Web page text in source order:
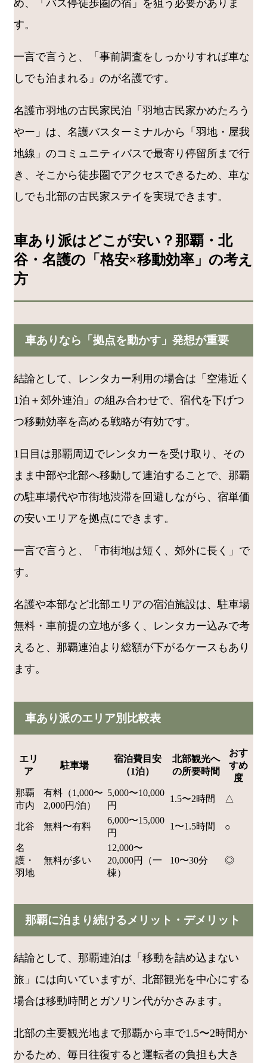
め、「バス停徒歩圏の宿」を狙う必要がありま
す。
一言で言うと、「事前調査をしっかりすれば車な
しでも泊まれる」のが名護です。
名護市羽地の古民家民泊「羽地古民家かめたろう
やー」は、名護バスターミナルから「羽地・屋我
地線」のコミュニティバスで最寄り停留所まで行
き、そこから徒歩圏でアクセスできるため、車な
しでも北部の古民家ステイを実現できます。
車あり派はどこが安い？那覇・北
谷・名護の「格安×移動効率」の考え
方
車ありなら「拠点を動かす」発想が重要
結論として、レンタカー利用の場合は「空港近く
1泊＋郊外連泊」の組み合わせで、宿代を下げつ
つ移動効率を高める戦略が有効です。
1日目は那覇周辺でレンタカーを受け取り、その
まま中部や北部へ移動して連泊することで、那覇
の駐車場代や市街地渋滞を回避しながら、宿単価
の安いエリアを拠点にできます。
一言で言うと、「市街地は短く、郊外に長く」で
す。
名護や本部など北部エリアの宿泊施設は、駐車場
無料・車前提の立地が多く、レンタカー込みで考
えると、那覇連泊より総額が下がるケースもあり
ます。
車あり派のエリア別比較表
エリ
ア
駐車場
宿泊費目安
（1泊）
北部観光へ
の所要時間
おす
すめ
度
那覇
市内
有料（1,000〜
2,000円/泊）
5,000〜10,000
円
1.5〜2時間 △
北谷 無料〜有料
6,000〜15,000
円
1〜1.5時間 ○
名
護・
羽地
無料が多い
12,000〜
20,000円（一
棟）
10〜30分 ◎
那覇に泊まり続けるメリット・デメリット
結論として、那覇連泊は「移動を詰め込まない
旅」には向いていますが、北部観光を中心にする
場合は移動時間とガソリン代がかさみます。
北部の主要観光地まで那覇から車で1.5〜2時間か
かるため、毎日往復すると運転者の負担も大き